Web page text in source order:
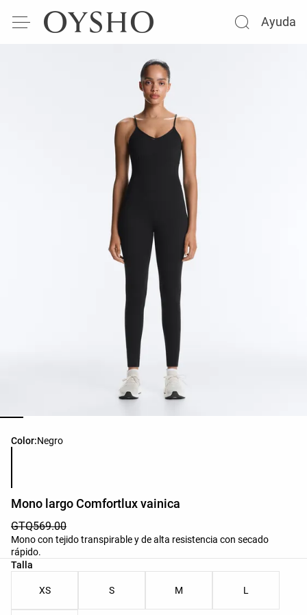
Ayuda
Color:Negro
Lista de colores del producto
Mono largo Comfortlux vainica
GTQ569.00
Mono con tejido transpirable y de alta resistencia con secado
rápido.
Talla
Lista de tallas del producto
XS S M L